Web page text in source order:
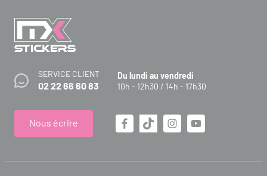
SERVICE CLIENT
02 22 66 60 83
Du lundi au vendredi
10h - 12h30 / 14h - 17h30
Nous écrire